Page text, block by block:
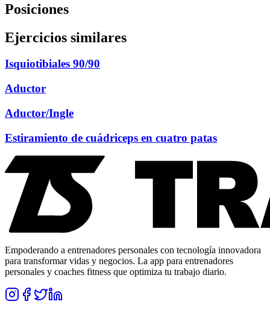
Posiciones
Ejercicios similares
Isquiotibiales 90/90
Aductor
Aductor/Ingle
Estiramiento de cuádriceps en cuatro patas
Empoderando a entrenadores personales con tecnología innovadora
para transformar vidas y negocios. La app para entrenadores
personales y coaches fitness que optimiza tu trabajo diario.